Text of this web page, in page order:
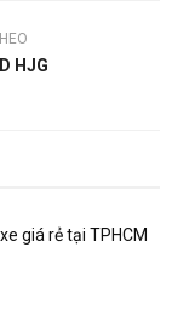
HJG
giá rẻ tại TPHCM